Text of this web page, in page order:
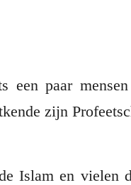
een paar
zijn
Islam en vielen